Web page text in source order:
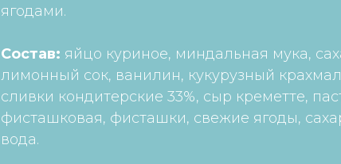
ягодами.
Состав: яйцо куриное, миндальная мука,
лимонный сок, ванилин, кукурузный
сливки кондитерские 33%, сыр креметте,
фисташковая, фисташки, свежие ягоды,
вода.